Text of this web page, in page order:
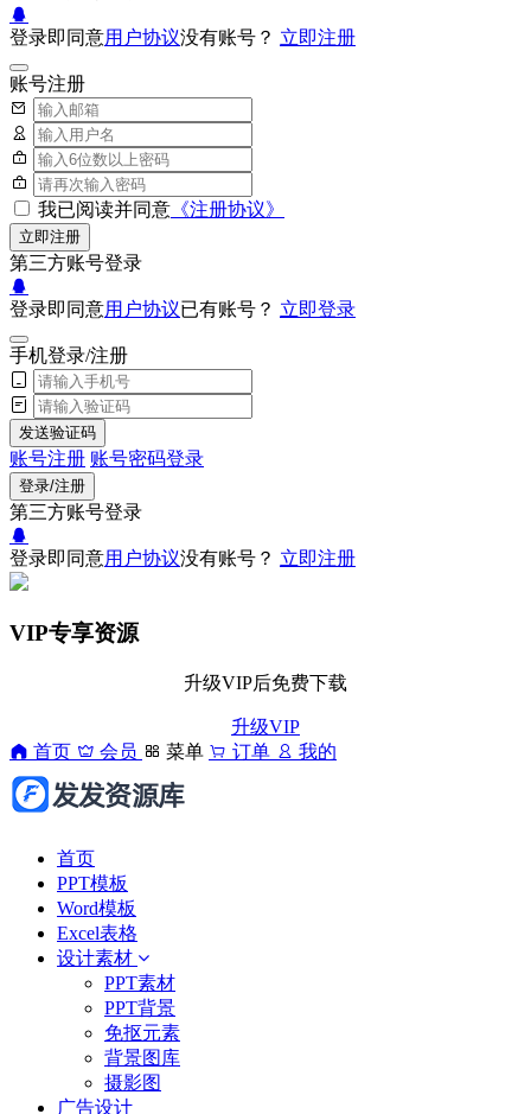
登录即同意用户协议没有账号？ 立即注册
账号注册
我已阅读并同意 《注册协议》
立即注册
第三方账号登录
登录即同意用户协议已有账号？ 立即登录
手机登录/注册
发送验证码
账号注册 账号密码登录
登录/注册
第三方账号登录
登录即同意用户协议没有账号？ 立即注册
VIP专享资源
升级VIP后免费下载
升级VIP
首页
会员 菜单 订单 我的
首页
PPT模板
Word模板
Excel表格
设计素材
PPT素材
PPT背景
免抠元素
背景图库
摄影图
广告设计